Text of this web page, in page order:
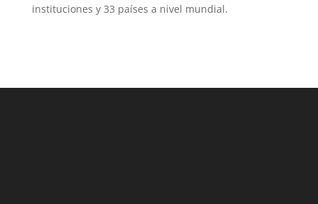
instituciones y 33 países a nivel mundial.